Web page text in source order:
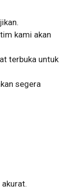
kami akan
terbuka untuk
segera